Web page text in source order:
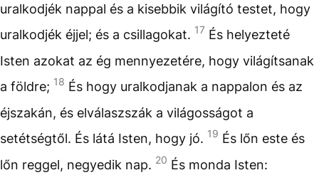
uralkodjék nappal és a kisebbik világító testet, hogy
uralkodjék éjjel; és a csillagokat. 17 És helyezteté
Isten azokat az ég mennyezetére, hogy világítsanak
a földre; 18 És hogy uralkodjanak a nappalon és az
éjszakán, és elválaszszák a világosságot a
setétségtől. És látá Isten, hogy jó. 19 És lőn este és
lőn reggel, negyedik nap. 20 És monda Isten: